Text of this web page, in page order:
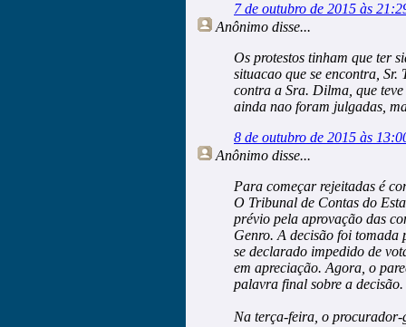
7 de outubro de 2015 às
Anônimo disse...
Os protestos tinham que ter
situacao que se encontra, Sr.
contra a Sra. Dilma, que teve
ainda nao foram julgadas,
8 de outubro de 2015 às
Anônimo disse...
Para começar rejeitadas é
O Tribunal de Contas do
prévio pela aprovação das
Genro. A decisão foi
se declarado impedido de
em apreciação. Agora, o
palavra final sobre a decisão.
Na terça-feira, o